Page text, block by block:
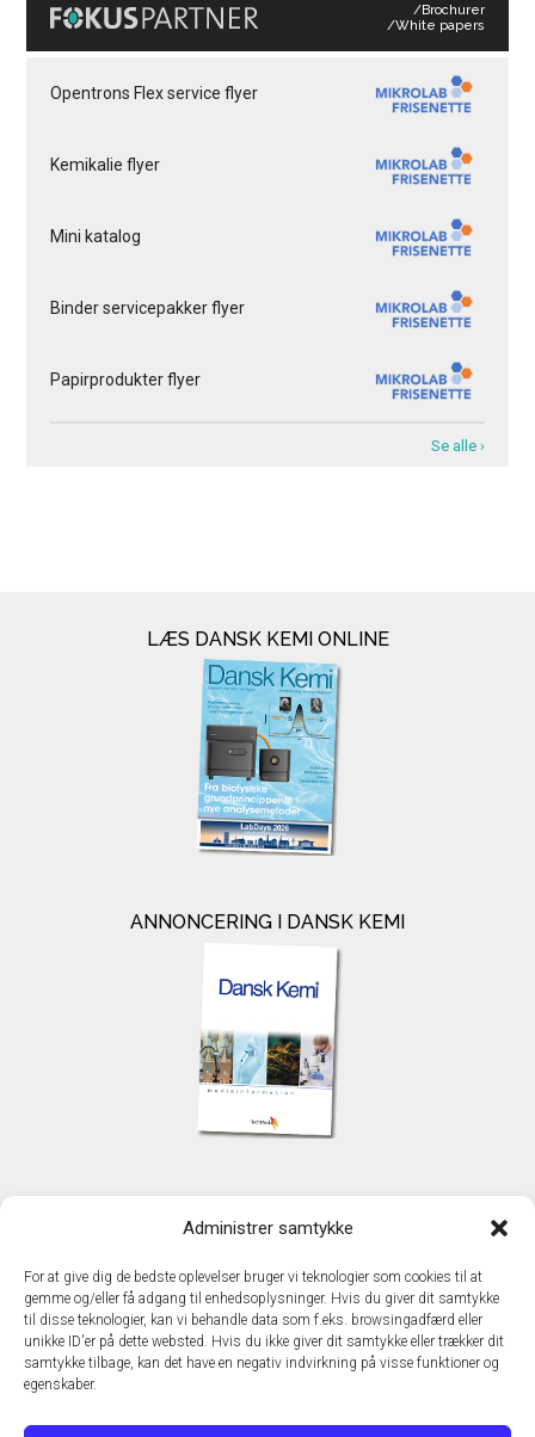
Administrer samtykke
For at give dig de bedste oplevelser bruger vi teknologier som cookies til at
gemme og/eller få adgang til enhedsoplysninger. Hvis du giver dit samtykke
til disse teknologier, kan vi behandle data som f.eks. browsingadfærd eller
unikke ID'er på dette websted. Hvis du ikke giver dit samtykke eller trækker dit
samtykke tilbage, kan det have en negativ indvirkning på visse funktioner og
egenskaber.
/Brochurer
/White papers
Opentrons Flex service flyer
Kemikalie flyer
Mini katalog
Binder servicepakker flyer
Papirprodukter flyer
Se alle ›
LÆS DANSK KEMI ONLINE
ANNONCERING I DANSK KEMI
TechMedia A/S
DK - 2600 Glostrup
www.techmedia.dk
Telefon: +45 43 24 26 28
E-mail:info@techmedia.dk